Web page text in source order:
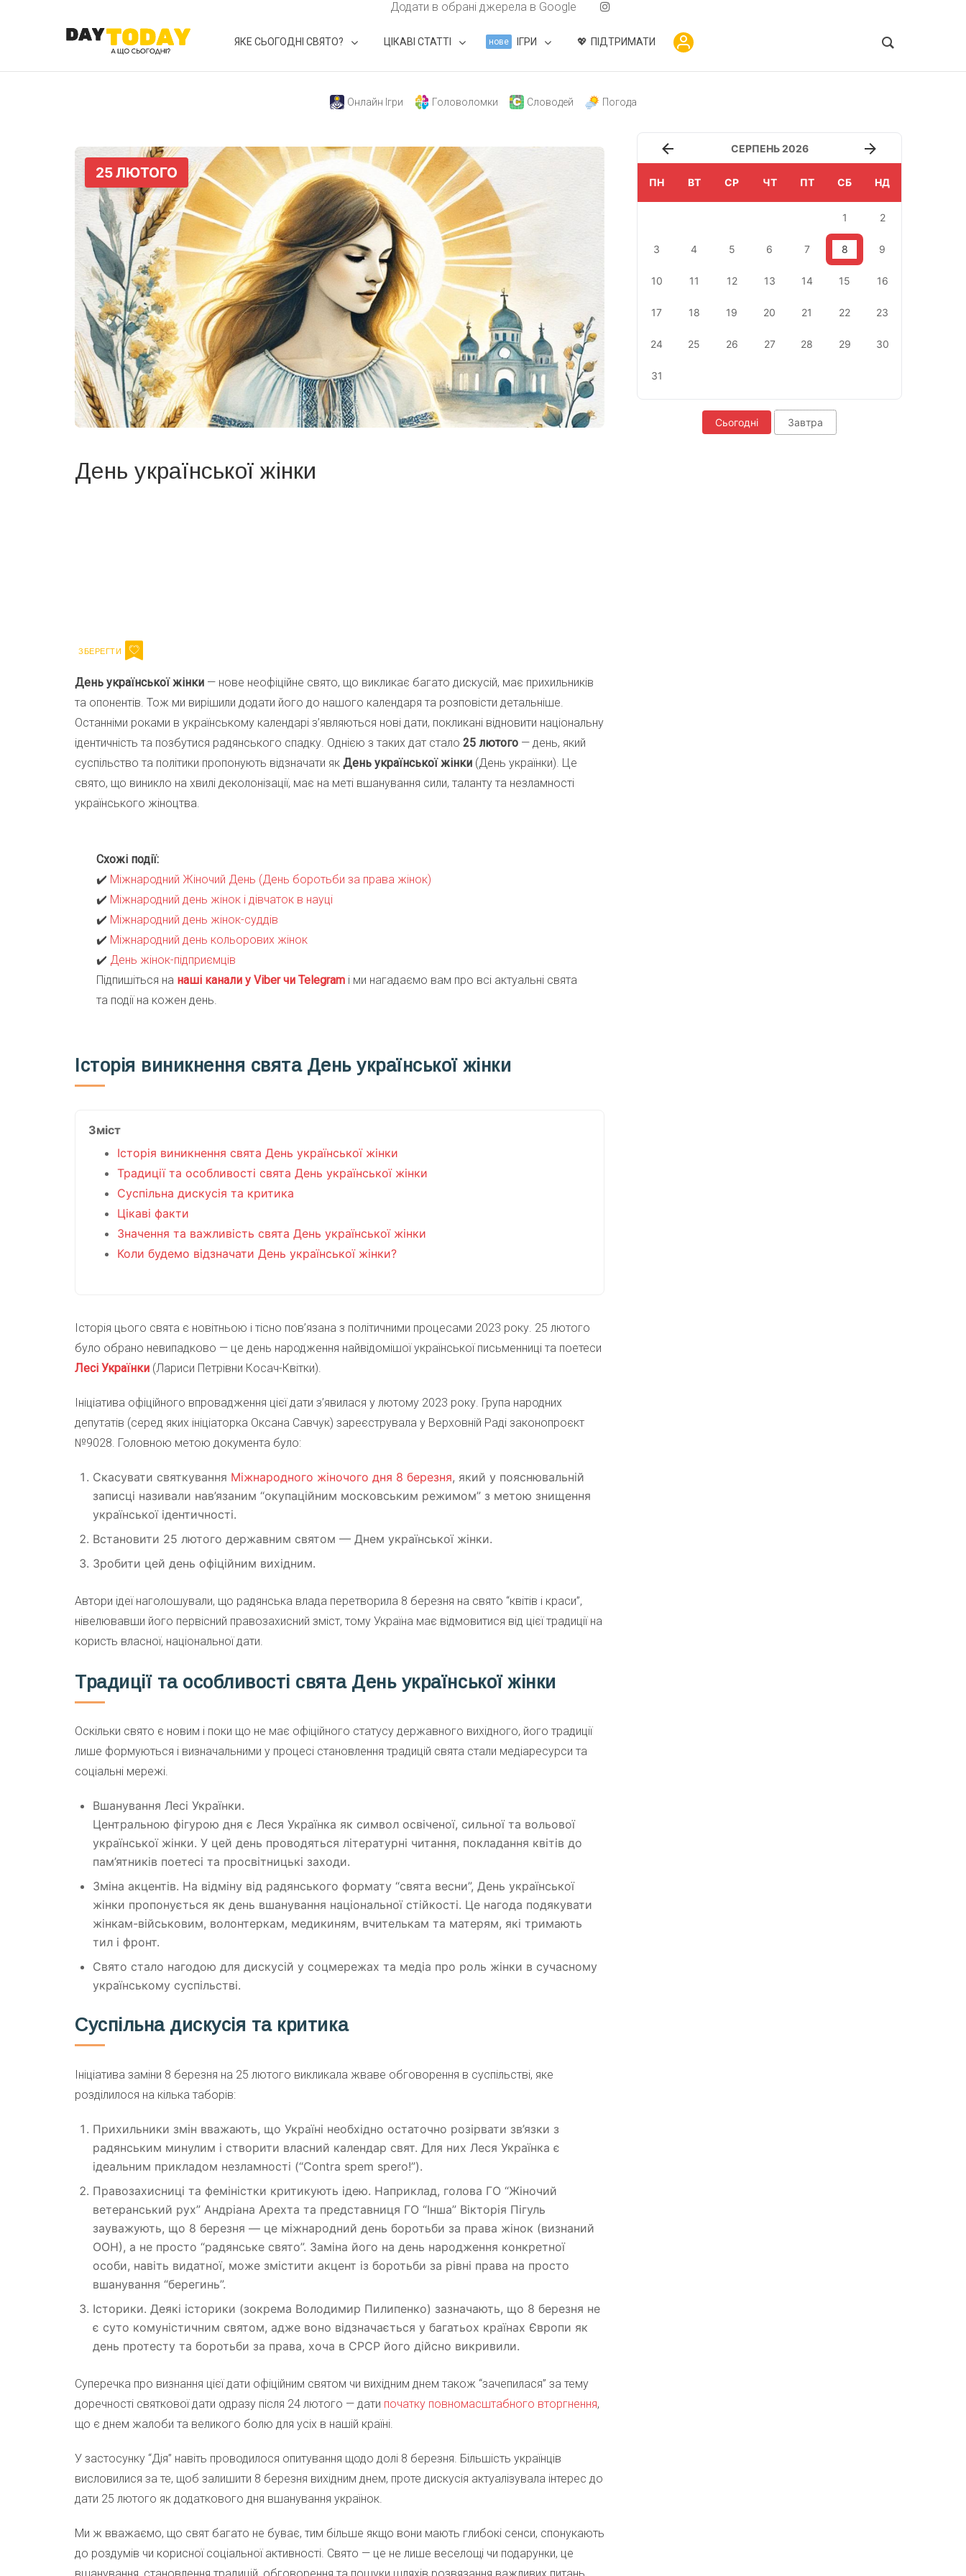
Додати в обрані джерела в Google
ЯКЕ СЬОГОДНІ СВЯТО? ЦІКАВІ СТАТТІ нове ІГРИ ПІДТРИМАТИ
Онлайн Ігри Головоломки Словодей Погода
День української жінки
День української жінки — нове неофіційне свято, що викликає багато дискусій, має прихильників
та опонентів. Тож ми вирішили додати його до нашого календаря та розповісти детальніше.
Останніми роками в українському календарі з’являються нові дати, покликані відновити національну
ідентичність та позбутися радянського спадку. Однією з таких дат стало 25 лютого — день, який
суспільство та політики пропонують відзначати як День української жінки (День українки). Це
свято, що виникло на хвилі деколонізації, має на меті вшанування сили, таланту та незламності
українського жіноцтва.
Схожі події:
✔️ Міжнародний Жіночий День (День боротьби за права жінок)
✔️ Міжнародний день жінок і дівчаток в науці
✔️ Міжнародний день жінок-суддів
✔️ Міжнародний день кольорових жінок
✔️ День жінок-підприємців
Підпишіться на наші канали у Viber чи Telegram і ми нагадаємо вам про всі актуальні свята
та події на кожен день.
Історія виникнення свята День української жінки
Зміст
Історія виникнення свята День української жінки
Традиції та особливості свята День української жінки
Суспільна дискусія та критика
Цікаві факти
Значення та важливість свята День української жінки
Коли будемо відзначати День української жінки?
Історія цього свята є новітньою і тісно пов’язана з політичними процесами 2023 року. 25 лютого
було обрано невипадково — це день народження найвідомішої української письменниці та поетеси
Лесі Українки (Лариси Петрівни Косач-Квітки).
Ініціатива офіційного впровадження цієї дати з’явилася у лютому 2023 року. Група народних
депутатів (серед яких ініціаторка Оксана Савчук) зареєструвала у Верховній Раді законопроєкт
№9028. Головною метою документа було:
Скасувати святкування Міжнародного жіночого дня 8 березня, який у пояснювальній
записці називали нав’язаним “окупаційним московським режимом” з метою знищення
української ідентичності.
Встановити 25 лютого державним святом — Днем української жінки.
Зробити цей день офіційним вихідним.
Автори ідеї наголошували, що радянська влада перетворила 8 березня на свято “квітів і краси”,
нівелювавши його первісний правозахисний зміст, тому Україна має відмовитися від цієї традиції на
користь власної, національної дати.
Традиції та особливості свята День української жінки
Оскільки свято є новим і поки що не має офіційного статусу державного вихідного, його традиції
лише формуються і визначальними у процесі становлення традицій свята стали медіаресурси та
соціальні мережі.
Вшанування Лесі Українки.
Центральною фігурою дня є Леся Українка як символ освіченої, сильної та вольової
української жінки. У цей день проводяться літературні читання, покладання квітів до
пам’ятників поетесі та просвітницькі заходи.
Зміна акцентів. На відміну від радянського формату “свята весни”, День української
жінки пропонується як день вшанування національної стійкості. Це нагода подякувати
жінкам-військовим, волонтеркам, медикиням, вчителькам та матерям, які тримають
тил і фронт.
Свято стало нагодою для дискусій у соцмережах та медіа про роль жінки в сучасному
українському суспільстві.
Суспільна дискусія та критика
Ініціатива заміни 8 березня на 25 лютого викликала жваве обговорення в суспільстві, яке
розділилося на кілька таборів:
Прихильники змін вважають, що Україні необхідно остаточно розірвати зв’язки з
радянським минулим і створити власний календар свят. Для них Леся Українка є
ідеальним прикладом незламності (“Contra spem spero!”).
Правозахисниці та феміністки критикують ідею. Наприклад, голова ГО “Жіночий
ветеранський рух” Андріана Арехта та представниця ГО “Інша” Вікторія Пігуль
зауважують, що 8 березня — це міжнародний день боротьби за права жінок (визнаний
ООН), а не просто “радянське свято”. Заміна його на день народження конкретної
особи, навіть видатної, може змістити акцент із боротьби за рівні права на просто
вшанування “берегинь”.
Історики. Деякі історики (зокрема Володимир Пилипенко) зазначають, що 8 березня не
є суто комуністичним святом, адже воно відзначається у багатьох країнах Європи як
день протесту та боротьби за права, хоча в СРСР його дійсно викривили.
Суперечка про визнання цієї дати офіційним святом чи вихідним днем також “зачепилася” за тему
доречності святкової дати одразу після 24 лютого — дати початку повномасштабного вторгнення,
що є днем жалоби та великого болю для усіх в нашій країні.
У застосунку “Дія” навіть проводилося опитування щодо долі 8 березня. Більшість українців
висловилися за те, щоб залишити 8 березня вихідним днем, проте дискусія актуалізувала інтерес до
дати 25 лютого як додаткового дня вшанування українок.
Ми ж вважаємо, що свят багато не буває, тим більше якщо вони мають глибокі сенси, спонукають
до роздумів чи корисної соціальної активності. Свято — це не лише веселощі чи подарунки, це
СЕРПЕНЬ 2026
ПН ВТ СР ЧТ ПТ СБ НД
1 2
3 4 5 6 7 8 9
10 11 12 13 14 15 16
17 18 19 20 21 22 23
24 25 26 27 28 29 30
31
Сьогодні Завтра